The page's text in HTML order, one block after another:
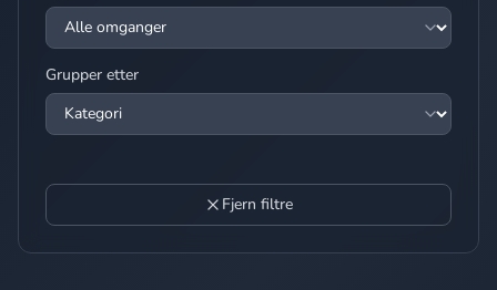
Grupper etter
Fjern filtre